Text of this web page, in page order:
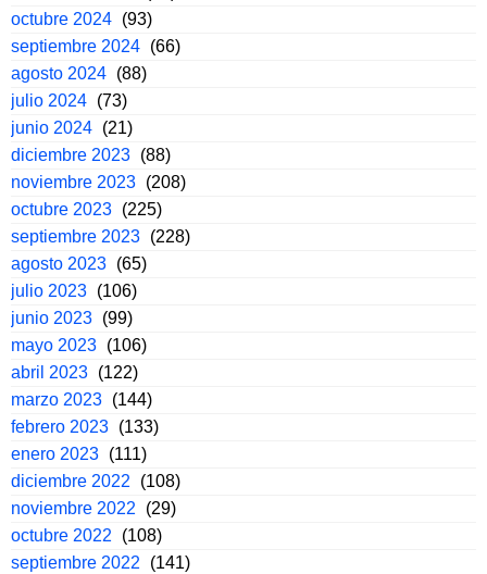
octubre 2024 (93)
septiembre 2024 (66)
agosto 2024 (88)
julio 2024 (73)
junio 2024 (21)
diciembre 2023 (88)
noviembre 2023 (208)
octubre 2023 (225)
septiembre 2023 (228)
agosto 2023 (65)
julio 2023 (106)
junio 2023 (99)
mayo 2023 (106)
abril 2023 (122)
marzo 2023 (144)
febrero 2023 (133)
enero 2023 (111)
diciembre 2022
(108)
noviembre 2022
(29)
octubre 2022
(108)
septiembre 2022
(141)